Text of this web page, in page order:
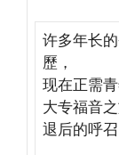
许多年长
歷，
现在正需
大专福音
退后的呼召